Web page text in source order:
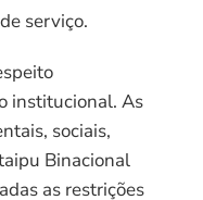
serviço.
institucional. As
sociais,
Binacional
as restrições